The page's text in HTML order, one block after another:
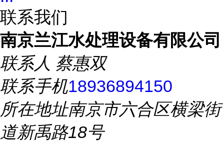
联系我们
南京兰江水处理设备有限公司
联系人 蔡惠双
联系手机18936894150
所在地址南京市六合区横梁街
道新禹路18号